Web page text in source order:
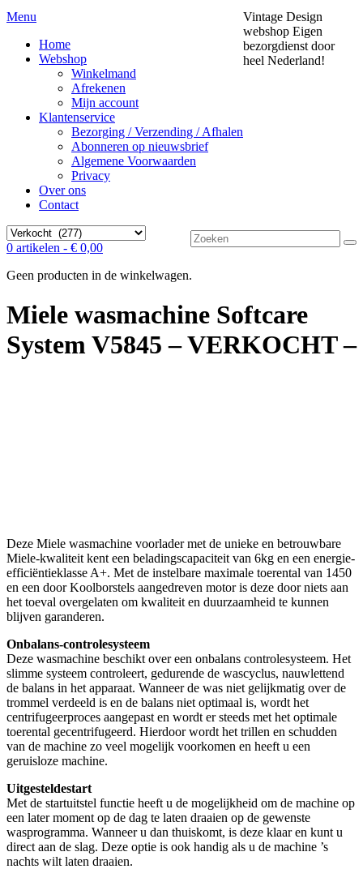
Menu
Home
Webshop
Winkelmand
Afrekenen
Mijn account
Klantenservice
Bezorging / Verzending / Afhalen
Abonneren op nieuwsbrief
Algemene Voorwaarden
Privacy
Over ons
Contact
Zoek
naar:
Vintage Design
webshop Eigen
bezorgdienst door
heel Nederland!
0 artikelen - € 0,00
Geen producten in de winkelwagen.
Miele wasmachine Softcare
System V5845 – VERKOCHT –
Deze Miele wasmachine voorlader met de unieke en betrouwbare
Miele-kwaliteit kent een beladingscapaciteit van 6kg en een energie-
efficiëntieklasse A+. Met de instelbare maximale toerental van 1450
en een door Koolborstels aangedreven motor is deze door niets aan
het toeval overgelaten om kwaliteit en duurzaamheid te kunnen
blijven garanderen.
Onbalans-controlesysteem
Deze wasmachine beschikt over een onbalans controlesysteem. Het
slimme systeem controleert, gedurende de wascyclus, nauwlettend
de balans in het apparaat. Wanneer de was niet gelijkmatig over de
trommel verdeeld is en de balans niet optimaal is, wordt het
centrifugeerproces aangepast en wordt er steeds met het optimale
toerental gecentrifugeerd. Hierdoor wordt het trillen en schudden
van de machine zo veel mogelijk voorkomen en heeft u een
geruisloze machine.
Uitgesteldestart
Met de startuitstel functie heeft u de mogelijkheid om de machine op
een later moment op de dag te laten draaien op de gewenste
wasprogramma. Wanneer u dan thuiskomt, is deze klaar en kunt u
direct aan de slag. Deze optie is ook handig als u de machine ’s
nachts wilt laten draaien.